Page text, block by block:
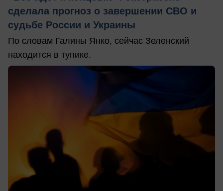
сделала прогноз о завершении СВО и
судьбе России и Украины
По словам Галины Янко, сейчас Зеленский
находится в тупике.